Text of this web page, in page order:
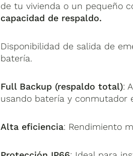
de tu vivienda o un pequeño
capacidad de respaldo.
Disponibilidad de salida de
batería.
Full Backup (respaldo total):
usando batería y conmutador
Alta eficiencia: Rendimiento